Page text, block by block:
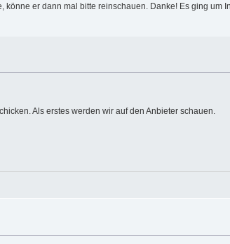
er dann mal bitte reinschauen. Danke! Es ging um
Als erstes werden wir auf den Anbieter schauen.